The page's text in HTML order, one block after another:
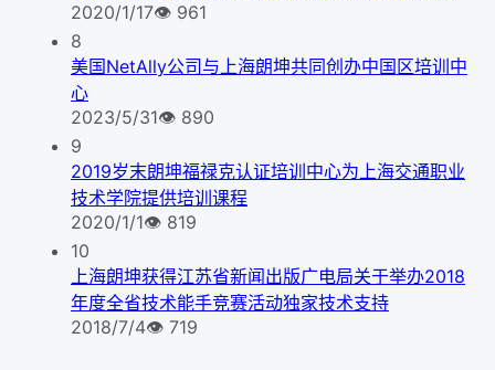
2020/1/17👁 961
8
美国NetAlly公司与上海朗坤共同创办中国区培训中
心
2023/5/31👁 890
9
2019岁末朗坤福禄克认证培训中心为上海交通职业
技术学院提供培训课程
2020/1/1👁 819
10
上海朗坤获得江苏省新闻出版广电局关于举办2018
年度全省技术能手竞赛活动独家技术支持
2018/7/4👁 719